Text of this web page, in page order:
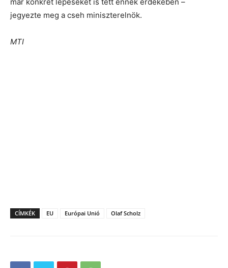
jegyezte meg a cseh miniszterelnök.
MTI
CÍMKÉK EU Európai Unió Olaf Scholz